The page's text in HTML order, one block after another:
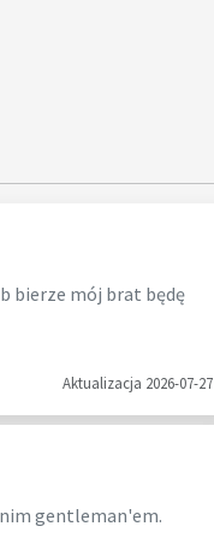
bierze mój brat będę
Aktualizacja 2026-07-27
gentleman'em.